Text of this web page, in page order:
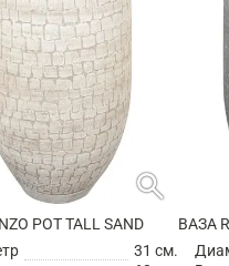
search
POT TALL SAND
31 см.